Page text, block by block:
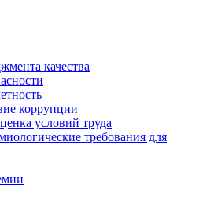
качества
коррупции
условий труда
требования для